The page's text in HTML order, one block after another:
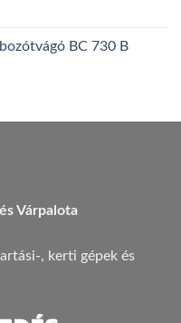
BC 730 B
Várpalota
, kerti gépek és